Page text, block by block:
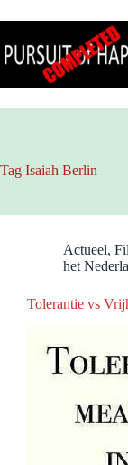
naar
inhoud
Tag Isaiah Berlin
Actueel,
het
Tolerantie vs